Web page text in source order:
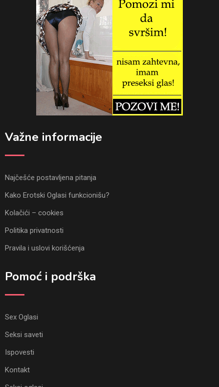
Važne informacije
Najčešće postavljena pitanja
Kako Erotski Oglasi funkcionišu?
Kolačići – cookies
Politika privatnosti
Pravila i uslovi korišćenja
Pomoć i podrška
Sex Oglasi
Seksi saveti
Ispovesti
Kontakt